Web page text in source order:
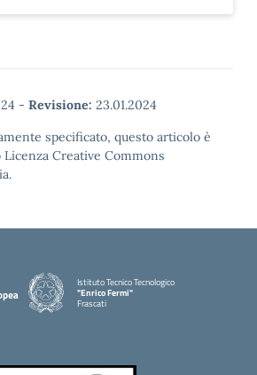
- Revisione: 23.01.2024
specificato, questo articolo è
Creative Commons
Istituto Tecnico Tecnologico
"Enrico Fermi"
Frascati